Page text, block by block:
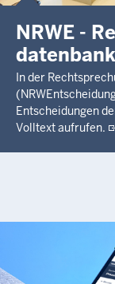
NRWE -
datenbank
In der
Entscheidungen
Volltext aufrufen.